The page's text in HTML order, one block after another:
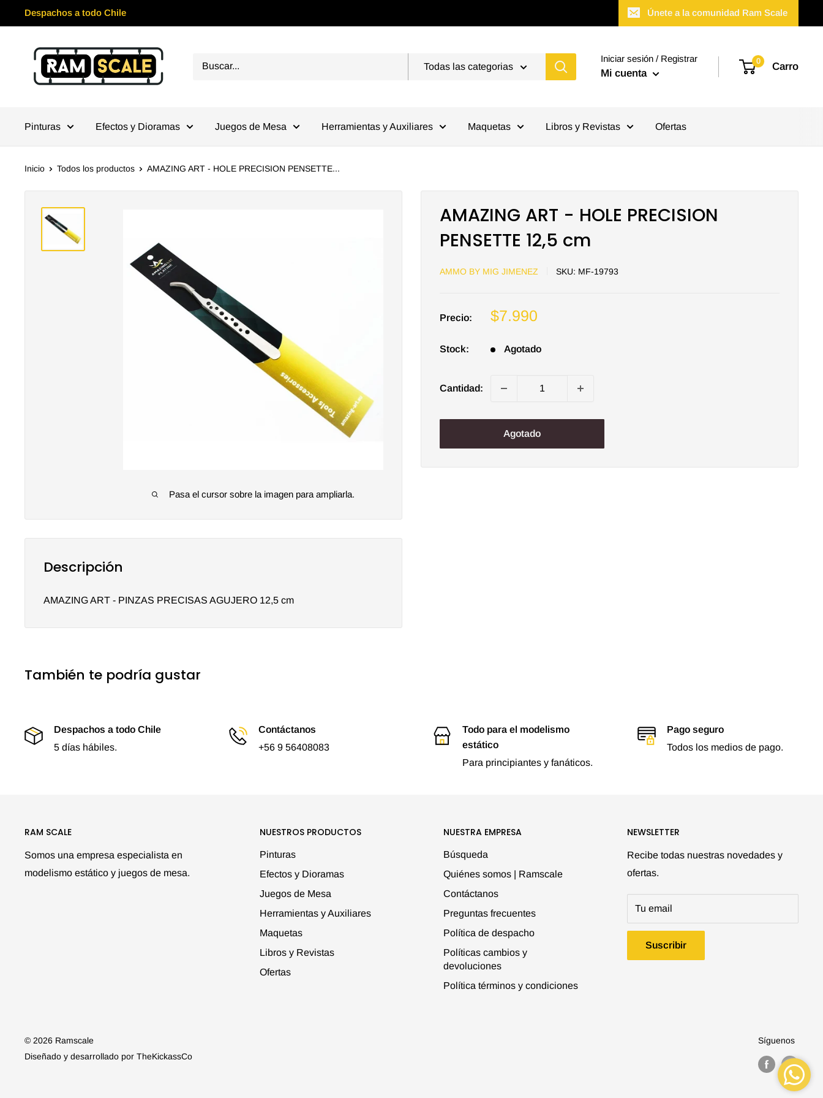
directamente
contenido
Despachos a todo Chile Únete a la comunidad Ram Scale
Ramscale
Todas las categorias
Iniciar sesión / Registrar
Mi cuenta
0 Carro
Pinturas Efectos y Dioramas Juegos de Mesa Herramientas y Auxiliares Maquetas Libros y Revistas Ofertas
Inicio Todos los productos AMAZING ART - HOLE PRECISION PENSETTE...
Pasa el cursor sobre la imagen para ampliarla.
AMAZING ART - HOLE PRECISION
PENSETTE 12,5 cm
AMMO BY MIG JIMENEZ SKU: MF-19793
Precio:
Precio
venta
$7.990
Stock: Agotado
Cantidad:
Agotado
Descripción
AMAZING ART - PINZAS PRECISAS AGUJERO 12,5 cm
También te podría gustar
Despachos a todo Chile
5 días hábiles.
Contáctanos
+56 9 56408083
Todo para el modelismo
estático
Para principiantes y fanáticos.
Pago seguro
Todos los medios de pago.
RAM SCALE
Somos una empresa especialista en
modelismo estático y juegos de mesa.
NUESTROS PRODUCTOS
Pinturas
Efectos y Dioramas
Juegos de Mesa
Herramientas y Auxiliares
Maquetas
Libros y Revistas
Ofertas
NUESTRA EMPRESA
Búsqueda
Quiénes somos | Ramscale
Contáctanos
Preguntas frecuentes
Política de despacho
Políticas cambios y
devoluciones
Política términos y condiciones
NEWSLETTER
Recibe todas nuestras novedades y
ofertas.
Tu email
Suscribir
© 2026 Ramscale
Diseñado y desarrollado por TheKickassCo
Síguenos